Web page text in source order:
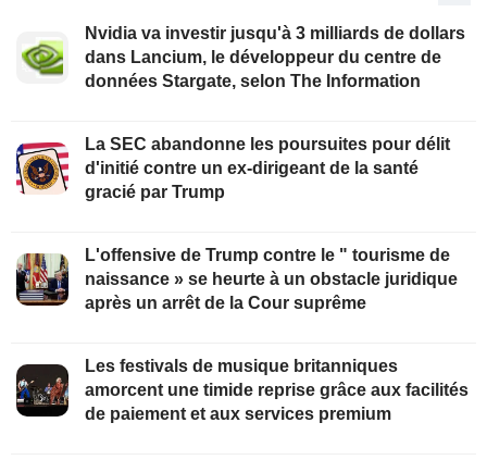
Nvidia va investir jusqu'à 3 milliards de dollars
dans Lancium, le développeur du centre de
données Stargate, selon The Information
La SEC abandonne les poursuites pour délit
d'initié contre un ex-dirigeant de la santé
gracié par Trump
L'offensive de Trump contre le " tourisme de
naissance » se heurte à un obstacle juridique
après un arrêt de la Cour suprême
Les festivals de musique britanniques
amorcent une timide reprise grâce aux facilités
de paiement et aux services premium